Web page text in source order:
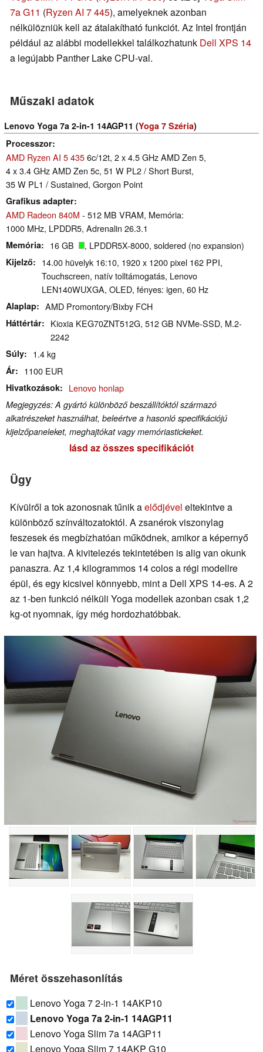
7a G11 (Ryzen AI 7 445), amelyeknek azonban
nélkülözniük kell az átalakítható funkciót. Az Intel frontján
például az alábbi modellekkel találkozhatunk Dell XPS 14
a legújabb Panther Lake CPU-val.
Műszaki adatok
Lenovo Yoga 7a 2-in-1 14AGP11 (Yoga 7 Széria)
Processzor
AMD Ryzen AI 5 4356c/12t, 2 x 4.5 GHz AMD Zen 5,
4 x 3.4 GHz AMD Zen 5c, 51 W PL2 / Short Burst,
35 W PL1 / Sustained, Gorgon Point
Grafikus adapter
AMD Radeon 840M - 512 MB VRAM, Memória:
1000 MHz, LPDDR5, Adrenalin 26.3.1
Memória 16 GB , LPDDR5X-8000, soldered (no expansion)
Kijelző
14.00 hüvelyk 16:10, 1920 x 1200 pixel 162 PPI,
Touchscreen, natív tolltámogatás, Lenovo
LEN140WUXGA, OLED, fényes: igen, 60 Hz
Alaplap AMD Promontory/Bixby FCH
Háttértár
Kioxia KEG70ZNT512G, 512 GB NVMe-SSD, M.2-
2242
Súly 1.4 kg
Ár 1100 EUR
Hivatkozások Lenovo honlap
Megjegyzés: A gyártó különböző beszállítóktól származó
alkatrészeket használhat, beleértve a hasonló specifikációjú
kijelzőpaneleket, meghajtókat vagy memóriastickeket.
lásd az összes specifikációt
Ügy
Kívülről a tok azonosnak tűnik aelődjével eltekintve a
különböző színváltozatoktól. A zsanérok viszonylag
feszesek és megbízhatóan működnek, amikor a képernyő
le van hajtva. A kivitelezés tekintetében is alig van okunk
panaszra. Az 1,4 kilogrammos 14 colos a régi modellre
épül, és egy kicsivel könnyebb, mint a Dell XPS 14-es. A 2
az 1-ben funkció nélküli Yoga modellek azonban csak 1,2
kg-ot nyomnak, így még hordozhatóbbak.
Méret összehasonlítás
Lenovo Yoga 7 2-in-1 14AKP10
Lenovo Yoga 7a 2-in-1 14AGP11
Lenovo Yoga Slim 7a 14AGP11
Lenovo Yoga Slim 7 14AKP G10